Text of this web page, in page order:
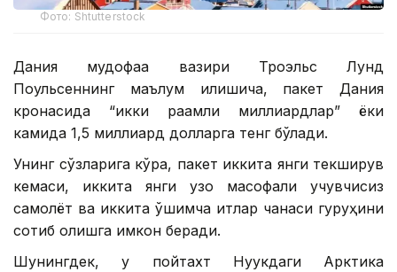
Фото: Shtutterstock
Дания мудофаа вазири Троэльс Лунд
Поульсеннинг маълум қилишича, пакет Дания
кронасида “икки рақамли миллиардлар” ёки
камида 1,5 миллиард долларга тенг бўлади.
Унинг сўзларига кўра, пакет иккита янги текширув
кемаси, иккита янги узоқ масофали учувчисиз
самолёт ва иккита қўшимча итлар чанаси гуруҳини
сотиб олишга имкон беради.
Шунингдек, у пойтахт Нуукдаги Арктика